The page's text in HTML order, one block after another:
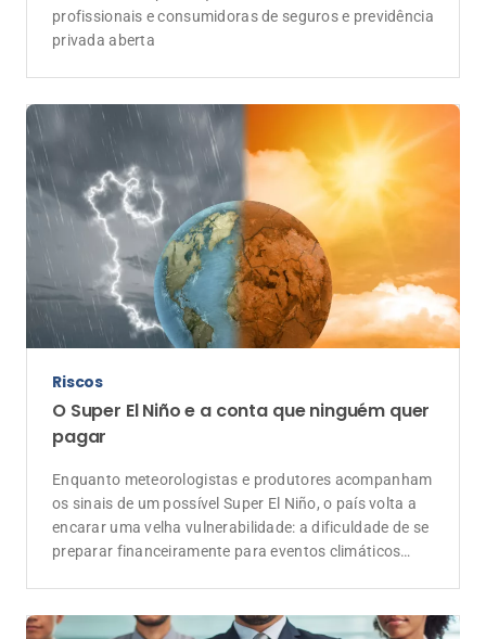
profissionais e consumidoras de seguros e previdência
privada aberta
Riscos
O Super El Niño e a conta que ninguém quer
pagar
Enquanto meteorologistas e produtores acompanham
os sinais de um possível Super El Niño, o país volta a
encarar uma velha vulnerabilidade: a dificuldade de se
preparar financeiramente para eventos climáticos